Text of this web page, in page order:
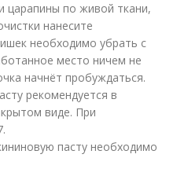
царапины по живой ткани,
нанесите
необходимо убрать с
место ничем не
начнёт пробуждаться.
рекомендуется в
виде. При
пасту необходимо